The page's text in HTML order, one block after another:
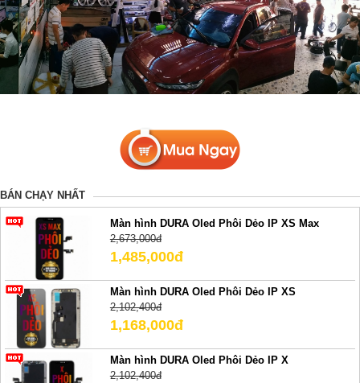
BÁN CHẠY NHẤT
Màn hình DURA Oled Phôi Dẻo IP XS Max
2,673,000đ
1,485,000đ
Màn hình DURA Oled Phôi Dẻo IP XS
2,102,400đ
1,168,000đ
Màn hình DURA Oled Phôi Dẻo IP X
2,102,400đ